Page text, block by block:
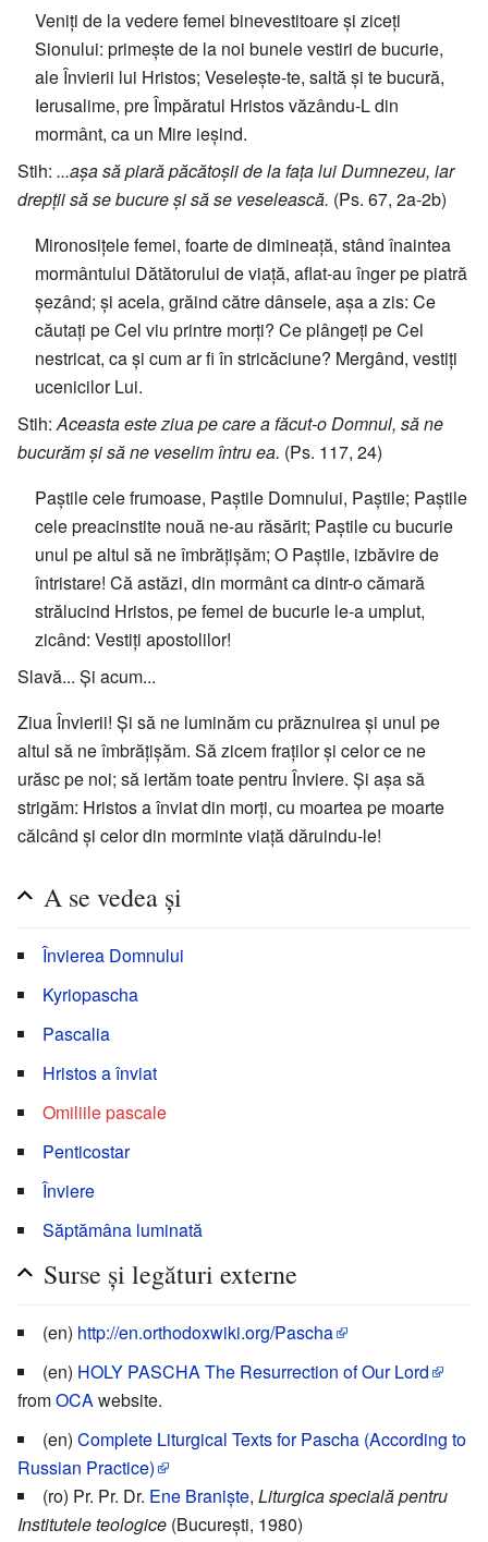
Veniți de la vedere femei binevestitoare și ziceți
Sionului: primește de la noi bunele vestiri de bucurie,
ale Învierii lui Hristos; Veselește-te, saltă și te bucură,
Ierusalime, pre Împăratul Hristos văzându-L din
mormânt, ca un Mire ieșind.
Stih: ...așa să piară păcătoșii de la fața lui Dumnezeu, iar
drepții să se bucure și să se veselească. (Ps. 67, 2a-2b)
Mironosițele femei, foarte de dimineață, stând înaintea
mormântului Dătătorului de viață, aflat-au înger pe piatră
șezând; și acela, grăind către dânsele, așa a zis: Ce
căutați pe Cel viu printre morți? Ce plângeți pe Cel
nestricat, ca și cum ar fi în stricăciune? Mergând, vestiți
ucenicilor Lui.
Stih: Aceasta este ziua pe care a făcut-o Domnul, să ne
bucurăm și să ne veselim întru ea. (Ps. 117, 24)
Paștile cele frumoase, Paștile Domnului, Paștile; Paștile
cele preacinstite nouă ne-au răsărit; Paștile cu bucurie
unul pe altul să ne îmbrățișăm; O Paștile, izbăvire de
întristare! Că astăzi, din mormânt ca dintr-o cămară
strălucind Hristos, pe femei de bucurie le-a umplut,
zicând: Vestiți apostolilor!
Slavă... Și acum...
Ziua Învierii! Și să ne luminăm cu prăznuirea și unul pe
altul să ne îmbrățișăm. Să zicem fraților și celor ce ne
urăsc pe noi; să iertăm toate pentru Înviere. Și așa să
strigăm: Hristos a înviat din morți, cu moartea pe moarte
călcând și celor din morminte viață dăruindu-le!
A se vedea și
Învierea Domnului
Kyriopascha
Pascalia
Hristos a înviat
Omiliile pascale
Penticostar
Înviere
Săptămâna luminată
Surse și legături externe
(en) http://en.orthodoxwiki.org/Pascha
(en) HOLY PASCHA The Resurrection of Our Lord
fromOCA website.
(en) Complete Liturgical Texts for Pascha (According to
Russian Practice)
(ro) Pr. Pr. Dr. Ene Braniște, Liturgica specială pentru
Institutele teologice (București, 1980)